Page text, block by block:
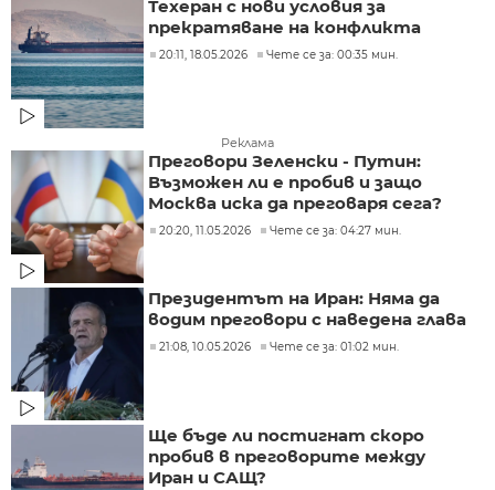
Техеран с нови условия за
прекратяване на конфликта
20:11, 18.05.2026 Чете се за: 00:35 мин.
Реклама
Преговори Зеленски - Путин:
Възможен ли е пробив и защо
Москва иска да преговаря сега?
20:20, 11.05.2026 Чете се за: 04:27 мин.
Президентът на Иран: Няма да
водим преговори с наведена глава
21:08, 10.05.2026 Чете се за: 01:02 мин.
Ще бъде ли постигнат скоро
пробив в преговорите между
Иран и САЩ?